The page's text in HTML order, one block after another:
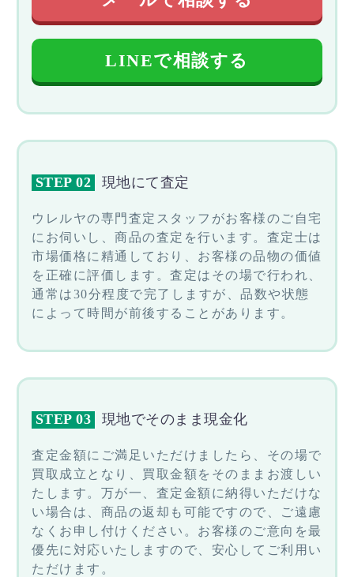
LINEで相談する
STEP 02 現地にて査定
ウレルヤの専門査定スタッフがお客様のご自宅
にお伺いし、商品の査定を行います。査定士は
市場価格に精通しており、お客様の品物の価値
を正確に評価します。査定はその場で行われ、
通常は30分程度で完了しますが、品数や状態
によって時間が前後することがあります。
STEP 03 現地でそのまま現金化
査定金額にご満足いただけましたら、その場で
買取成立となり、買取金額をそのままお渡しい
たします。万が一、査定金額に納得いただけな
い場合は、商品の返却も可能ですので、ご遠慮
なくお申し付けください。お客様のご意向を最
優先に対応いたしますので、安心してご利用い
ただけます。